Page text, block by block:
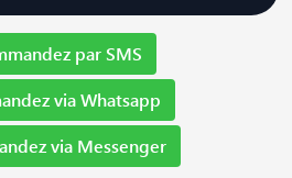
par SMS
via Whatsapp
via Messenger